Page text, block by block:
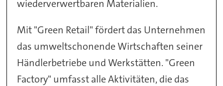
wiederverwertbaren Materialien.
Mit "Green Retail" fördert das Unternehmen
das umweltschonende Wirtschaften seiner
Händlerbetriebe und Werkstätten. "Green
Factory" umfasst alle Aktivitäten, die das